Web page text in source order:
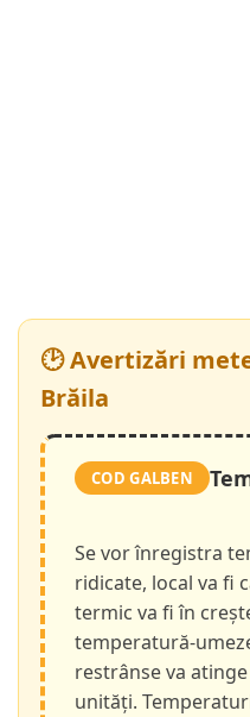
🕑 Avertizări
Brăila
COD GALBEN
Se vor înregistra
ridicate, local va fi
termic va fi în
temperatură-
restrânse va
unități.